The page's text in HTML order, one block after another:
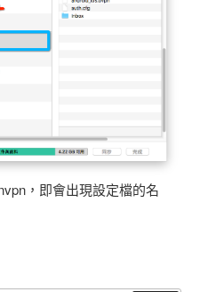
，即會出現設定檔的名